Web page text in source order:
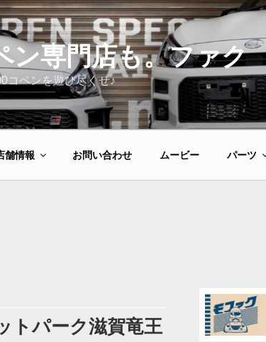
ン専門店も。ファク
コペンを遊び尽くせ♪
舗情報 お問い合わせ ムービー パーツ
トパーク滋賀竜王